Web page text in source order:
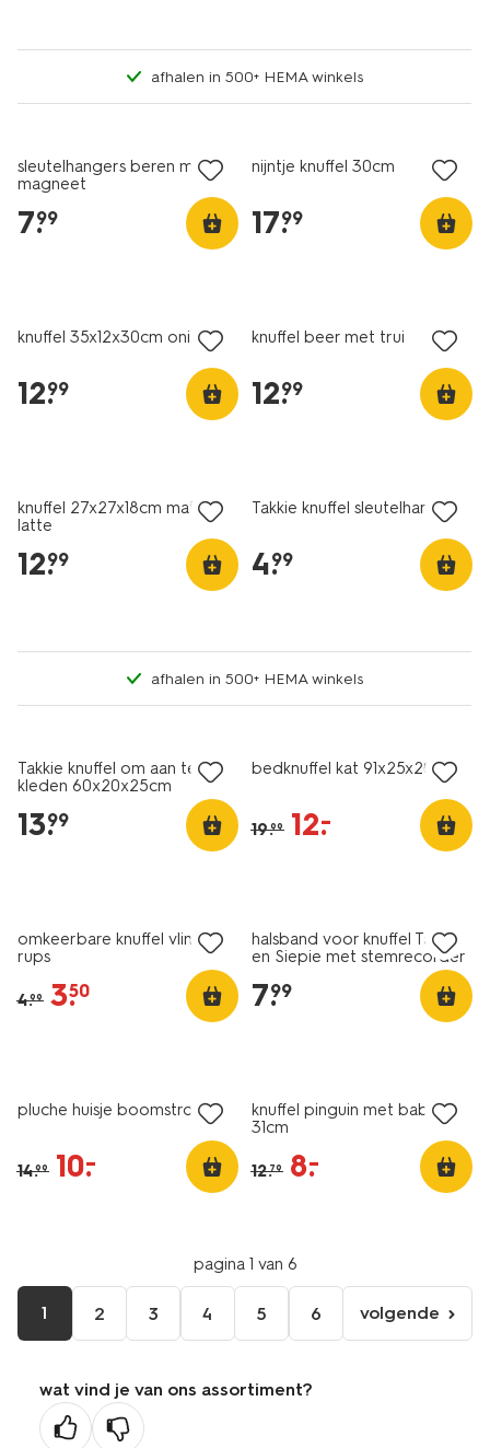
afhalen in 500+ HEMA winkels
sleutelhangers beren met
magneet
7.
99
nijntje knuffel 30cm
17.
99
knuffel 35x12x30cm onigiri
12.
99
knuffel beer met trui
12.
99
knuffel 27x27x18cm matcha
latte
12.
99
Takkie knuffel sleutelhanger
4.
99
afhalen in 500+ HEMA winkels
Takkie knuffel om aan te
kleden 60x20x25cm
13.
99
bedknuffel kat 91x25x20cm
19.99 12.
–
omkeerbare knuffel vlinder-
rups
4.99 3.
50
halsband voor knuffel Takkie
en Siepie met stemrecorder
7.
99
pluche huisje boomstronk
14.99 10.
–
knuffel pinguin met baby
31cm
12.79 8.
–
pagina 1 van 6
1 2 3 4 5 6
volgende
pagina
volgende
wat vind je van ons assortiment?